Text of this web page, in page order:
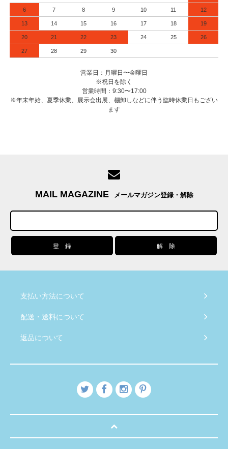
6 7 8 9 10 11 12
13 14 15 16 17 18 19
20 21 22 23 24 25 26
27 28 29 30
営業日：月曜日〜金曜日
※祝日を除く
営業時間：9:30〜17:00
※年末年始、夏季休業、展示会出展、棚卸しなどに伴う臨時休業日もござい
ます
MAIL MAGAZINE メールマガジン登録・解除
支払い方法について
配送・送料について
返品について